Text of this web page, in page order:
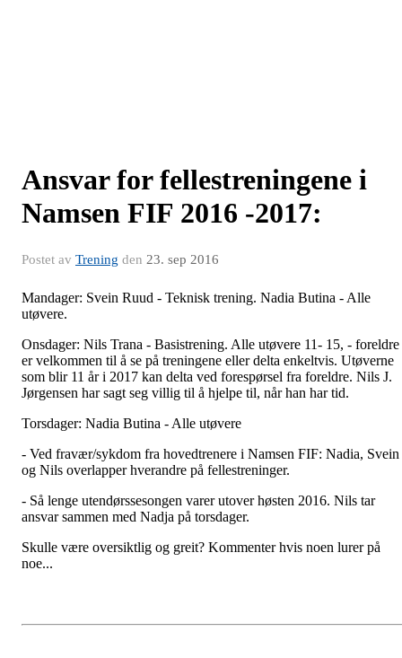
Ansvar for fellestreningene i
Namsen FIF 2016 -2017:
Postet av Trening den 23. sep 2016
Mandager: Svein Ruud - Teknisk trening. Nadia Butina - Alle
utøvere.
Onsdager: Nils Trana - Basistrening. Alle utøvere 11- 15, - foreldre
er velkommen til å se på treningene eller delta enkeltvis. Utøverne
som blir 11 år i 2017 kan delta ved forespørsel fra foreldre. Nils J.
Jørgensen har sagt seg villig til å hjelpe til, når han har tid.
Torsdager: Nadia Butina - Alle utøvere
- Ved fravær/sykdom fra hovedtrenere i Namsen FIF: Nadia, Svein
og Nils overlapper hverandre på fellestreninger.
- Så lenge utendørssesongen varer utover høsten 2016. Nils tar
ansvar sammen med Nadja på torsdager.
Skulle være oversiktlig og greit? Kommenter hvis noen lurer på
noe...